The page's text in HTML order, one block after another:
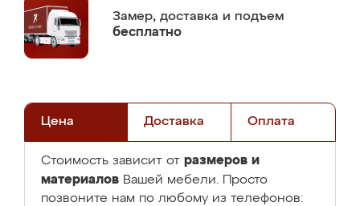
Замер, доставка и подъем
бесплатно
Цена Доставка Оплата
Стоимость зависит от размеров и
материалов Вашей мебели. Просто
позвоните нам по любому из телефонов: